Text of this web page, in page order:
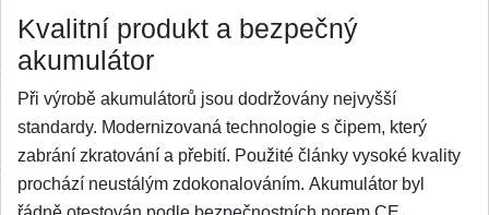
Kvalitní produkt a bezpečný
akumulátor
Při výrobě akumulátorů jsou dodržovány nejvyšší
standardy. Modernizovaná technologie s čipem, který
zabrání zkratování a přebití. Použité články vysoké kvality
prochází neustálým zdokonalováním. Akumulátor byl